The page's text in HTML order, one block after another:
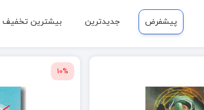
پیشفرض جدیدترین بیشترین تخفیف
10%